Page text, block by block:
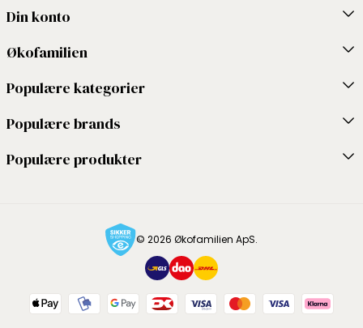
Din konto
Økofamilien
Populære kategorier
Populære brands
Populære produkter
© 2026 Økofamilien ApS.